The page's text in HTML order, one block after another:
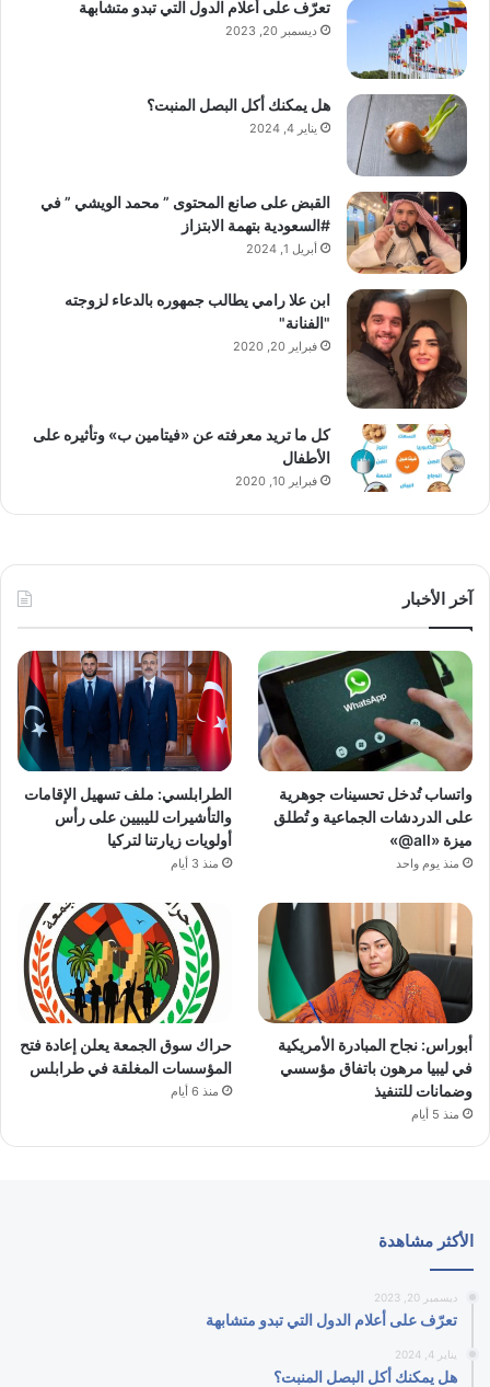
تعرّف على أعلام الدول التي تبدو متشابهة
ديسمبر 20, 2023
هل يمكنك أكل البصل المنبت؟
يناير 4, 2024
القبض على صانع المحتوى ” محمد الويشي ” في
#السعودية بتهمة الابتزاز
أبريل 1, 2024
ابن علا رامي يطالب جمهوره بالدعاء لزوجته
"الفنانة"
فبراير 20, 2020
كل ما تريد معرفته عن «فيتامين ب» وتأثيره على
الأطفال
فبراير 10, 2020
آخر الأخبار
واتساب تُدخل تحسينات جوهرية
على الدردشات الجماعية و تُطلق
ميزة «all@»
منذ يوم واحد
الطرابلسي: ملف تسهيل الإقامات
والتأشيرات لليبيين على رأس
أولويات زيارتنا لتركيا
منذ 3 أيام
أبوراس: نجاح المبادرة الأمريكية
في ليبيا مرهون باتفاق مؤسسي
وضمانات للتنفيذ
منذ 5 أيام
حراك سوق الجمعة يعلن إعادة فتح
المؤسسات المغلقة في طرابلس
منذ 6 أيام
الأكثر مشاهدة
ديسمبر 20, 2023
تعرّف على أعلام الدول التي تبدو متشابهة
يناير 4, 2024
هل يمكنك أكل البصل المنبت؟